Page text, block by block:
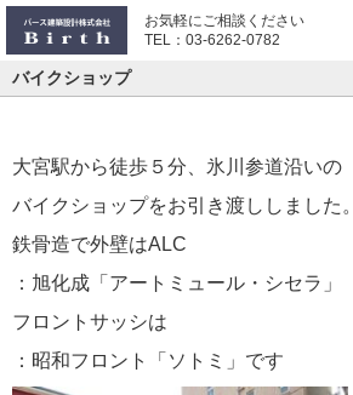
お気軽にご相談ください
TEL： 03-6262-0782
バイクショップ
大宮駅から徒歩５分、氷川参道沿いの
バイクショップをお引き渡ししました。
鉄骨造で外壁はALC
：旭化成「アートミュール・シセラ」
フロントサッシは
：昭和フロント「ソトミ」です